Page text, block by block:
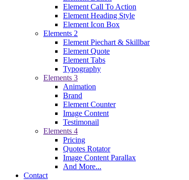
Element Call To Action
Element Heading Style
Element Icon Box
Elements 2
Element Piechart & Skillbar
Element Quote
Element Tabs
Typography
Elements 3
Animation
Brand
Element Counter
Image Content
Testimonail
Elements 4
Pricing
Quotes Rotator
Image Content Parallax
And More...
Contact